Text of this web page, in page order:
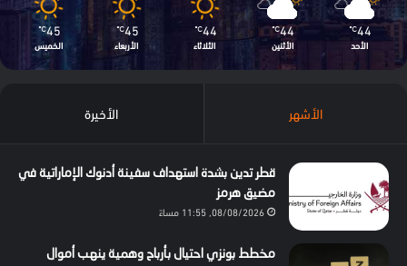
44
℃
الأحد
44
℃
الأثنين
44
℃
الثلاثاء
45
℃
الأربعاء
45
℃
الخميس
الأشهر الأخيرة
قطر تدين بشدة استهداف سفينة أدنوك الإماراتية في
مضيق هرمز
08/08/2026, 11:55 مساءً
مخطط بونزي احتيال بأرباح وهمية ينهب أموال